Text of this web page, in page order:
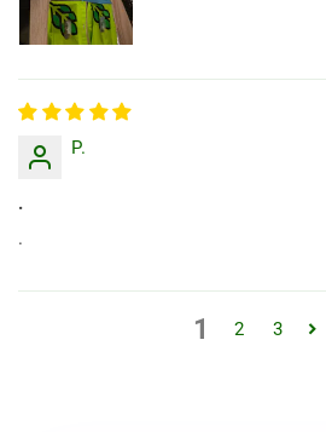
P.
.
.
1 2 3